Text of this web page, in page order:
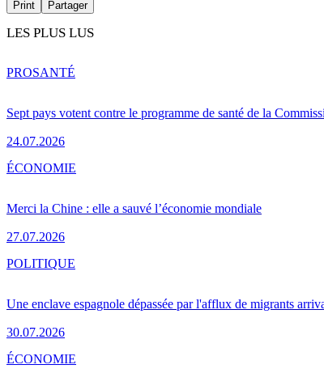
Print Partager
LES PLUS LUS
Sept pays votent contre le programme de santé de la
24.07.2026
PROSANTÉ
Merci la Chine : elle a sauvé l’économie mondiale
27.07.2026
ÉCONOMIE
Une enclave espagnole dépassée par l'afflux de migrants
30.07.2026
POLITIQUE
ÉCONOMIE